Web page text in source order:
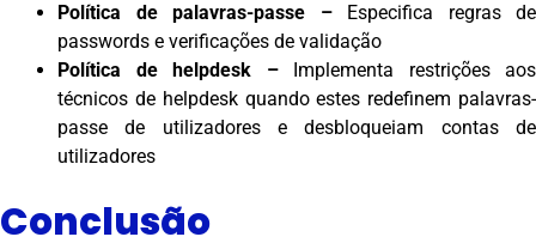
Política de palavras-passe –Especifica regras de
passwords e verificações de validação
Política de helpdesk –Implementa restrições aos
técnicos de helpdesk quando estes redefinem palavras-
passe de utilizadores e desbloqueiam contas de
utilizadores
Conclusão